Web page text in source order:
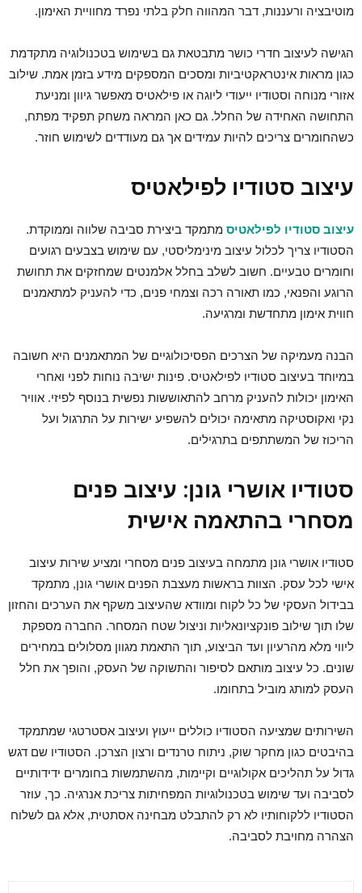
מוטיבציה ורעננות, דבר המהווה חלק בלתי נפרד מחוויית האימון.
הגישה לעיצוב חדרי כושר מתבטאת גם בשימוש בטכנולוגיה מתקדמת
כגון מראות אינטראקטיביות ומסכים המספקים מידע בזמן אמת. שילוב
אזורי מנוחה וסטודיו ייעודי ליוגה או פילאטיס מאפשר גיוון ומניעת
התחושה האחידה של החלל. גם כאן המראה משחק תפקיד מפתח,
כשהחומרים צריכים להיות עמידים אך גם מעודדים לשימוש חוזר.
עיצוב סטודיו לפילאטיס
עיצוב סטודיו לפילאטיס מתמקד ביצירת סביבה שלווה וממוקדת.
הסטודיו צריך לכלול עיצוב מינימליסטי, עם שימוש בצבעים רגועים
וחומרים טבעיים. חשוב לשלב בחלל אלמנטים שמחזקים את תחושת
הרוגע והפנאי, כמו תאורה רכה וצמחי פנים, כדי להעניק למתאמנים
חווית אימון מתחדשת ומרגיעה.
הבנה מעמיקה של הצרכים הפסיכולוגיים של המתאמנים היא חשובה
במיוחד בעיצוב סטודיו לפילאטיס. פינות ישיבה נוחות לפני ואחרי
האימון יכולות להעניק מרחב להתאוששות נפשית בנוסף לפיזי. אוויר
נקי ואקוסטיקה מתאימה יכולים להשפיע ישירות על התרגול ועל
הריכוז של המשתתפים בתרגילים.
סטודיו אושרי גונן: עיצוב פנים
מסחרי בהתאמה אישית
סטודיו אושרי גונן מתמחה בעיצוב פנים מסחרי ומציע שירות עיצוב
אישי לכל עסק. הצוות בראשות מעצבת הפנים אושרי גונן, מתמקד
בבידול העסקי של כל לקוח ומוודא שהעיצוב משקף את הערכים והחזון
שלו תוך שילוב פונקציונאליות וניצול שטח המסחר. החברה מספקת
ליווי מלא מהרעיון ועד הביצוע, תוך התאמת מגוון מסלולים במחירים
שונים. כל עיצוב מותאם לסיפור והתשוקה של העסק, והופך את חלל
העסק למותג מוביל בתחומו.
השירותים שמציעה הסטודיו כוללים ייעוץ ועיצוב אסטרטגי שמתמקד
בהיבטים כגון מחקר שוק, ניתוח טרנדים ורצון הצרכן. הסטודיו שם דגש
גדול על תהליכים אקולוגיים וקיימות, מהשתמשות בחומרים ידידותיים
לסביבה ועד שימוש בטכנולוגיות המפחיתות צריכת אנרגיה. כך, עוזר
הסטודיו ללקוחותיו לא רק להתבלט מבחינה אסתטית, אלא גם לשלוח
הצהרה מחויבת לסביבה.